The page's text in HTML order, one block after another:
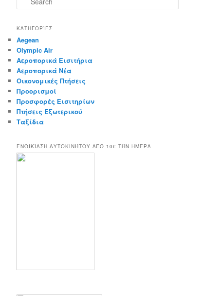
e
r
h
ΚΑΤΗΓΟΡΊΕΣ
Aegean
Olympic Air
Αεροπορικά Εισιτήρια
Αεροπορικά Νέα
Οικονομικές Πτήσεις
Προορισμοί
Προσφορές Εισιτηρίων
Πτήσεις Εξωτερικού
Ταξίδια
ΕΝΟΙΚΊΑΣΗ ΑΥΤΟΚΙΝΉΤΟΥ ΑΠΌ 10€ ΤΉΝ ΗΜΈΡΑ